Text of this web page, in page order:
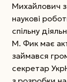
Михайлович
наукові
спільну
М. Фик має
займався
секретар